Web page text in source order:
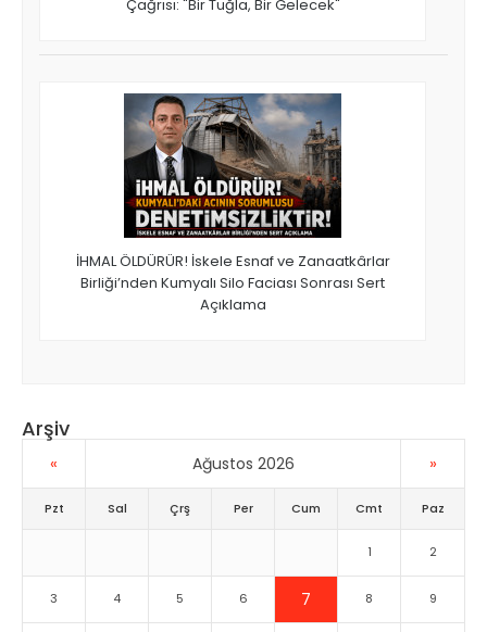
Çağrısı: "Bir Tuğla, Bir Gelecek"
İHMAL ÖLDÜRÜR! İskele Esnaf ve Zanaatkârlar
Birliği’nden Kumyalı Silo Faciası Sonrası Sert
Açıklama
Arşiv
« Ağustos 2026 »
Pzt Sal Çrş Per Cum Cmt Paz
1 2
3 4 5 6 7 8 9